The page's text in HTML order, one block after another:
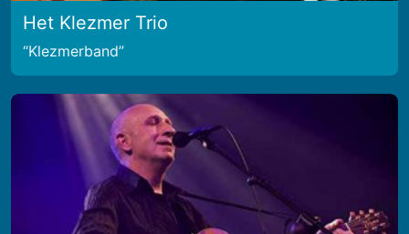
Het Klezmer Trio
Klezmerband